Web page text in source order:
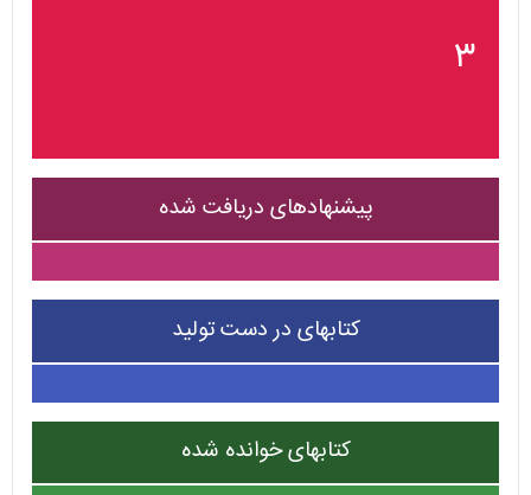
۳
پیشنهادهای دریافت شده
کتابهای در دست تولید
کتابهای خوانده شده